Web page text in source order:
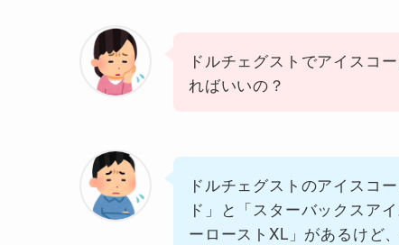
ドルチェグストでアイスコ
ればいいの？
ドルチェグストのアイスコ
ド」と「スターバックスア
ーローストXL」があるけど